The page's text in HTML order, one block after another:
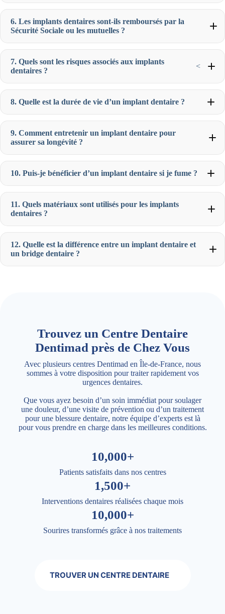
6. Les implants dentaires sont-ils remboursés par la
Sécurité Sociale ou les mutuelles ?
7. Quels sont les risques associés aux implants
dentaires ?
<
8. Quelle est la durée de vie d’un implant dentaire ?
9. Comment entretenir un implant dentaire pour
assurer sa longévité ?
10. Puis-je bénéficier d’un implant dentaire si je fume ?
11. Quels matériaux sont utilisés pour les implants
dentaires ?
12. Quelle est la différence entre un implant dentaire et
un bridge dentaire ?
Trouvez un Centre Dentaire
Dentimad près de Chez Vous
Avec plusieurs centres Dentimad en Île-de-France, nous
sommes à votre disposition pour traiter rapidement vos
urgences dentaires.
Que vous ayez besoin d’un soin immédiat pour soulager
une douleur, d’une visite de prévention ou d’un traitement
pour une blessure dentaire, notre équipe d’experts est là
pour vous prendre en charge dans les meilleures conditions.
10,000+
Patients satisfaits dans nos centres
1,500+
Interventions dentaires réalisées chaque mois
10,000+
Sourires transformés grâce à nos traitements
TROUVER UN CENTRE DENTAIRE